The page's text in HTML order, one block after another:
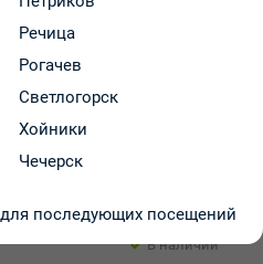
480мг упаковка №20
препаратов"
В наличии
Речица
Рогачев
Светлогорск
Хойники
Чечерск
последующих посещений